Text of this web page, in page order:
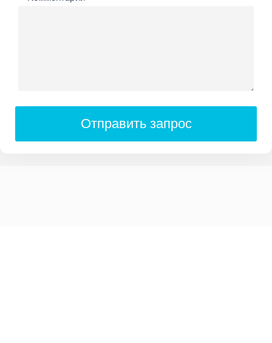
Отправить запрос